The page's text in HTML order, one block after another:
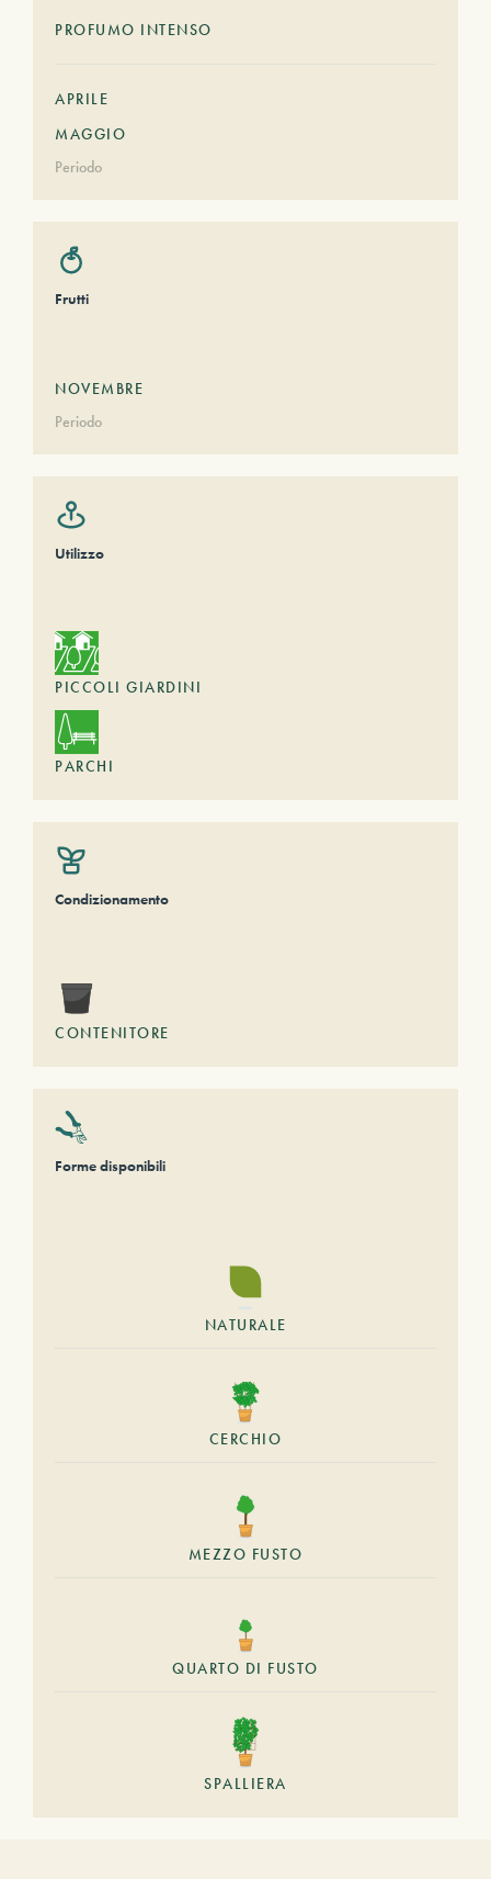
PROFUMO INTENSO
APRILE
MAGGIO
Periodo
Frutti
NOVEMBRE
Periodo
Utilizzo
PICCOLI GIARDINI
PARCHI
Condizionamento
CONTENITORE
Forme disponibili
NATURALE
CERCHIO
MEZZO FUSTO
QUARTO DI FUSTO
SPALLIERA